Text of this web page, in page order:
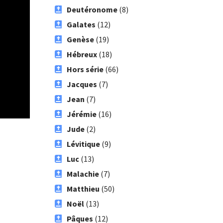
Deutéronome(8)
Galates (12)
Genèse(19)
Hébreux(18)
Hors série(66)
Jacques (7)
Jean (7)
Jérémie(16)
Jude(2)
Lévitique(9)
Luc(13)
Malachie(7)
Matthieu (50)
Noël(13)
Pâques (12)